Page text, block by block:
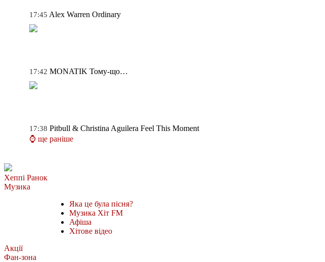
17:45 Alex Warren Ordinary
17:42 MONATIK Тому-що…
17:38 Pitbull & Christina Aguilera Feel This Moment
⌚ ще раніше
Хеппі Ранок
Музика
Яка це була пісня?
Музика Хіт FM
Афіша
Хітове відео
Акції
Фан-зона